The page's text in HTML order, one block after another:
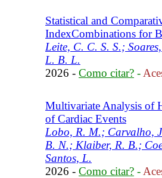
Statistical and
IndexCombinations for
Leite, C. C. S. S.;
L. B. L.
2026 - Como citar? -
Multivariate Analysis of
of Cardiac Events
Lobo, R. M.; Carvalho,
B. N.; Klaiber, R. B.;
Santos, L.
2026 - Como citar? -